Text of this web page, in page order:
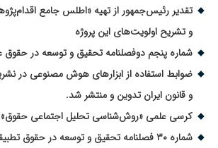
تقدیر رئیس‌جمهور از تهیه «اطلس جامع
و تشریح اولویت‌های این پروژه
شماره پنجم دوفصلنامه تحقیق و توسعه در
ضوابط استفاده از ابزارهای هوش مصنوعی در
و قانون ایران تدوین و منتشر شد.
کرسی علمی «روش‌شناسی تحلیل اجتماعی حقوق»
شماره ۳۰ فصلنامه تحقیق و توسعه در حقوق تطبیقی منتشر شد.